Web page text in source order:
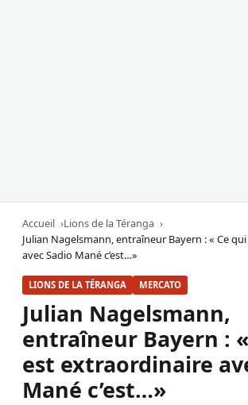
Accueil
Lions de la Téranga
Julian Nagelsmann, entraîneur Bayern : « Ce
avec Sadio Mané c’est…»
LIONS DE LA TÉRANGA MERCATO
Julian Nagelsmann,
entraîneur Bayern :
est extraordinaire
Mané c’est…»